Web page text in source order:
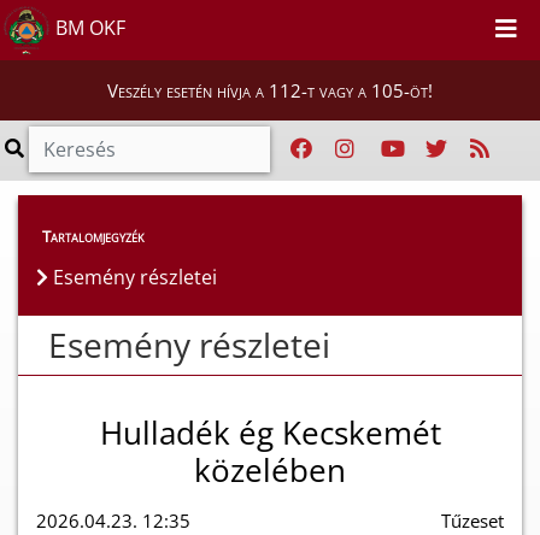
BM OKF
Veszély esetén hívja a 112-t vagy a 105-öt!
Esemény részletei
Tartalomjegyzék
Esemény részletei
Esemény részletei
Hulladék ég Kecskemét
közelében
2026.04.23. 12:35 Tűzeset